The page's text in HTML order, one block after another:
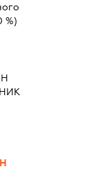
%)